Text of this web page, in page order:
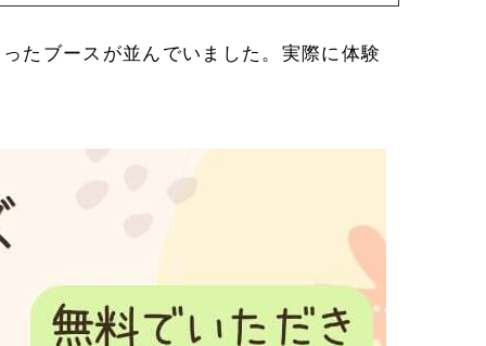
たブースが並んでいました。実際に体験